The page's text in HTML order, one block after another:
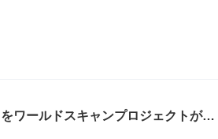
ワールドスキャンプロジェクトが語